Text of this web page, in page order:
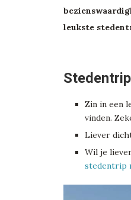
leukste
Zin in een
vinden.
Liever
Wil je
stedentrip